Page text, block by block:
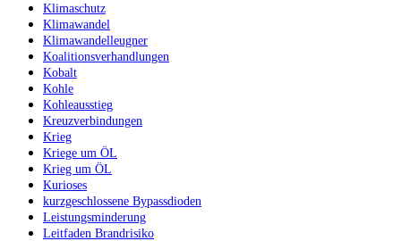
Klimaschutz
Klimawandel
Klimawandelleugner
Koalitionsverhandlungen
Kobalt
Kohle
Kohleausstieg
Kreuzverbindungen
Krieg
Kriege um ÖL
Krieg um ÖL
Kurioses
kurzgeschlossene Bypassdioden
Leistungsminderung
Leitfaden Brandrisiko